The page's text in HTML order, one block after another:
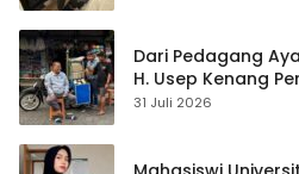
Dari Pedagang
H. Usep Kenang
Cisaat
31 Juli 2026